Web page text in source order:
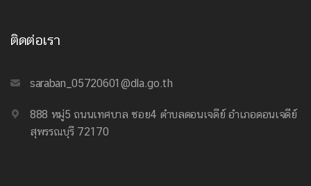
ติดต่อเรา
saraban_05720601@dla.go.th
888 หมู่5 ถนนเทศบาล ซอย4 ตำบลดอนเจดีย์ อำเภอดอนเจดีย์
สุพรรณบุรี 72170